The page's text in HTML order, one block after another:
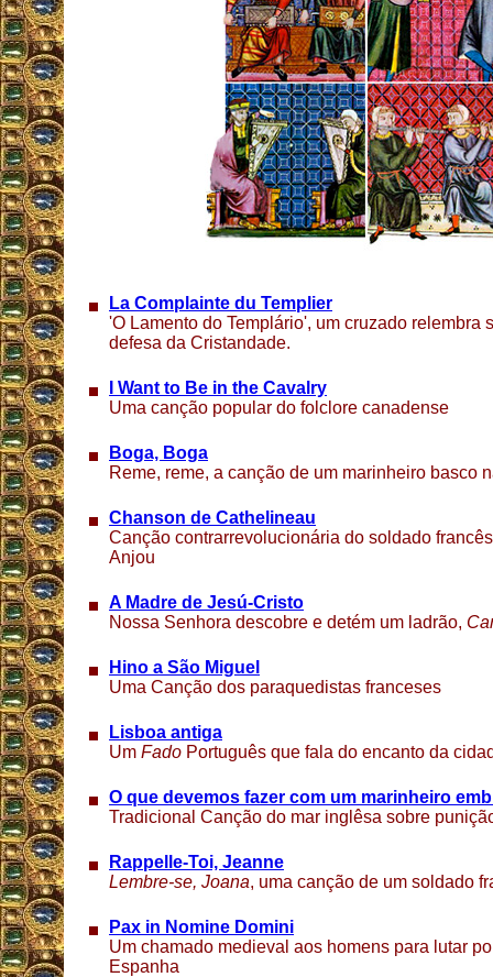
La Complainte du Templier
'O Lamento do Templário', um cruzado relembra
defesa da Cristandade.
I Want to Be in the Cavalry
Uma canção popular do folclore canadense
Boga, Boga
Reme, reme, a canção de um marinheiro basco
Chanson de Cathelineau
Canção contrarrevolucionária do soldado
Anjou
A Madre de Jesú-Cristo
Nossa Senhora descobre e detém um ladrão,
Hino a São Miguel
Uma Canção dos paraquedistas franceses
Lisboa antiga
Um Fado Português que fala do encanto da
O que devemos fazer com um marinheiro
Tradicional Canção do mar inglêsa sobre
Rappelle-Toi, Jeanne
Lembre-se, Joana, uma canção de um soldado
Pax in Nomine Domini
Um chamado medieval aos homens para lutar
Espanha